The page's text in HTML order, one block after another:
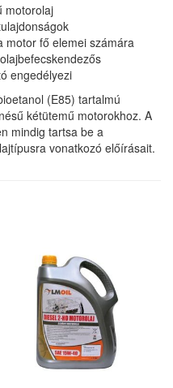
motorolaj
motor fő elemei számára
engedélyezi
(E85) tartalmú
kétütemű motorokhoz. A
mindig tartsa be a
vonatkozó előírásait.